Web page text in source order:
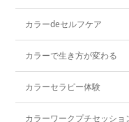
カラーdeセルフケア
カラーで生き方が変わる
カラーセラピー体験
カラーワークプチセッショ